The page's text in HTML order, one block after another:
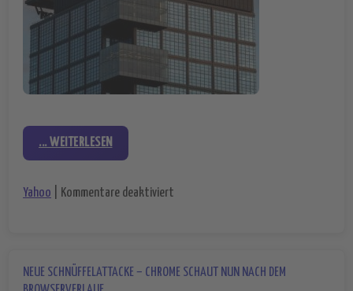
... WEITERLESEN
Yahoo Kommentare deaktiviert
NEUE SCHNÜFFELATTACKE – CHROME SCHAUT NUN NACH DEM